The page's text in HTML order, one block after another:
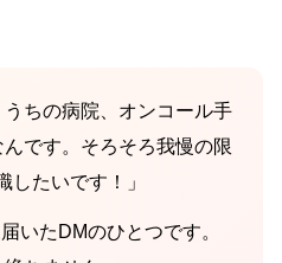
うちの病院、オンコール手
んです。そろそろ我慢の限
したいです！」
いたDMのひとつです。